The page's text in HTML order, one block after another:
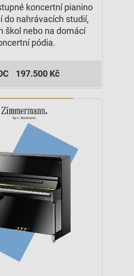
koncertní pianino
do nahrávacích studií,
škol nebo na domácí
pódia.
197.500 Kč